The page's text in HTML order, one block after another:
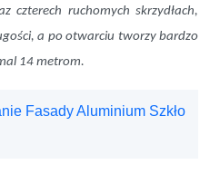
czterech ruchomych skrzydłach,
a po otwarciu tworzy bardzo
14 metrom.
Fasady Aluminium Szkło